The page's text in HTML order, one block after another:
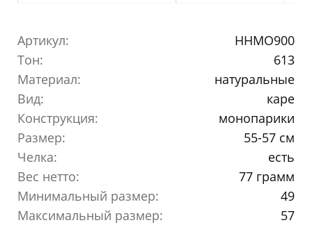
Артикул:
HHMO900
Тон:
613
Материал:
натуральные
Вид:
каре
Конструкция:
монопарики
Размер:
55-57 см
Челка:
есть
Вес нетто:
77 грамм
Минимальный размер:
49
Максимальный размер:
57